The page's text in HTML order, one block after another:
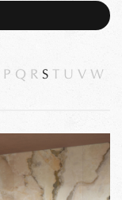
P Q R S U V W